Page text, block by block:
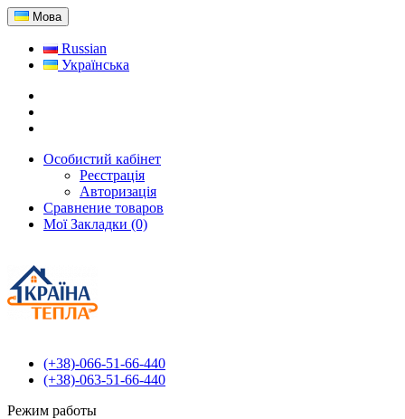
Мова
Russian
Українська
Особистий кабінет
Реєстрація
Авторизація
Сравнение товаров
Мої Закладки (0)
(+38)-066-51-66-440
(+38)-063-51-66-440
Режим работы